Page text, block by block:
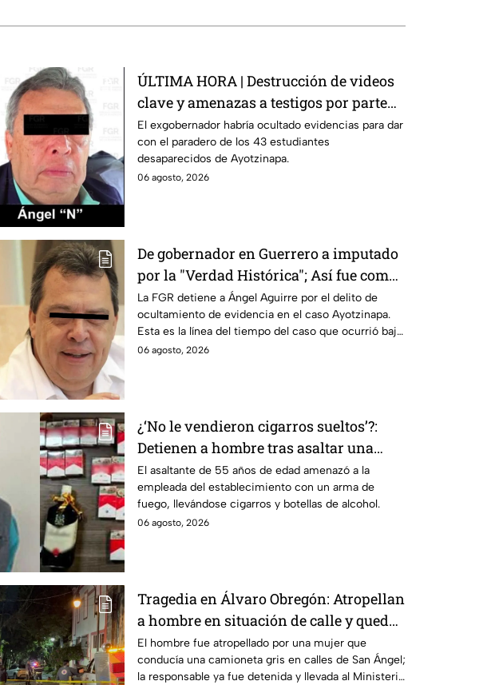
ÚLTIMA HORA | Destrucción de videos
clave y amenazas a testigos por parte
de exgobernador Ángen Aguirre: FGR
El exgobernador habría ocultado evidencias para dar
con el paradero de los 43 estudiantes
desaparecidos de Ayotzinapa.
06 agosto, 2026
De gobernador en Guerrero a imputado
por la "Verdad Histórica"; Así fue como
Ángel Aguirre obstruyó la justicia en
caso Ayotzinapa
La FGR detiene a Ángel Aguirre por el delito de
ocultamiento de evidencia en el caso Ayotzinapa.
Esta es la línea del tiempo del caso que ocurrió bajo
su gestión en el estado.
06 agosto, 2026
¿‘No le vendieron cigarros sueltos’?:
Detienen a hombre tras asaltar una
tienda y llevarse más de 30 cajetillas en
Iztapalapa
El asaltante de 55 años de edad amenazó a la
empleada del establecimiento con un arma de
fuego, llevándose cigarros y botellas de alcohol.
06 agosto, 2026
Tragedia en Álvaro Obregón: Atropellan
a hombre en situación de calle y queda
prensado en San Ángel, CDMX
El hombre fue atropellado por una mujer que
conducía una camioneta gris en calles de San Ángel;
la responsable ya fue detenida y llevada al Ministerio